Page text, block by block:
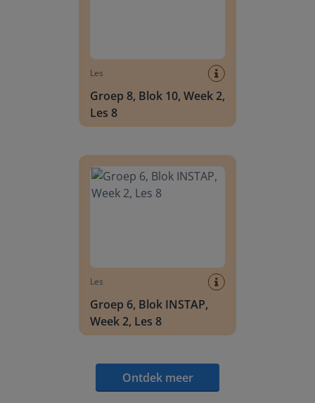
Les
Groep 8, Blok 10, Week 2,
Les 8
Les
Groep 6, Blok INSTAP,
Week 2, Les 8
Ontdek meer